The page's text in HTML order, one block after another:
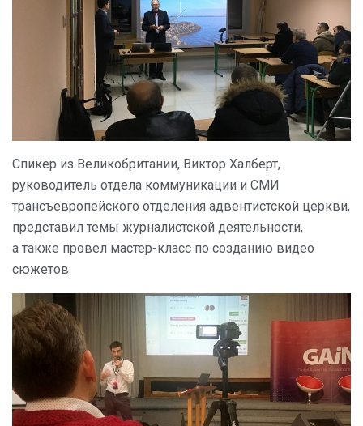
Спикер из Великобритании, Виктор Халберт,
руководитель отдела коммуникации и СМИ
трансъевропейского отделения адвентистской церкви,
представил темы журналистской деятельности,
а также провел мастер-класс по созданию видео
сюжетов.